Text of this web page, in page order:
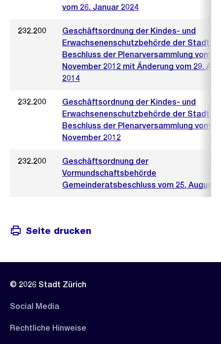
vom 26. Januar 2024
232.200
Geschäftsordnung der Kindes- und
Erwachsenenschutzbehörde der Stadt
Beschluss der Plenarversammlung vom
November 2012 mit Änderung vom 29.
2014
232.200
Geschäftsordnung der Kindes- und
Erwachsenenschutzbehörde der Stadt
Beschluss der Plenarversammlung vom
November 2012
232.200
Geschäftsordnung der
Vormundschaftsbehörde
Gemeinderatsbeschluss vom 25. August
Seite drucken
© 2026 Stadt Zürich
Social Media
Rechtliche Hinweise